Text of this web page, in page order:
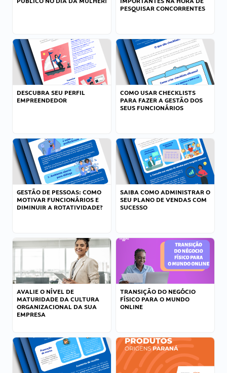
PESQUISAR CONCORRENTES
DESCUBRA SEU PERFIL
EMPREENDEDOR
COMO USAR CHECKLISTS
PARA FAZER A GESTÃO DOS
SEUS FUNCIONÁRIOS
GESTÃO DE PESSOAS: COMO
MOTIVAR FUNCIONÁRIOS E
DIMINUIR A ROTATIVIDADE?
SAIBA COMO ADMINISTRAR O
SEU PLANO DE VENDAS COM
SUCESSO
AVALIE O NÍVEL DE
MATURIDADE DA CULTURA
ORGANIZACIONAL DA SUA
EMPRESA
TRANSIÇÃO DO NEGÓCIO
FÍSICO PARA O MUNDO
ONLINE